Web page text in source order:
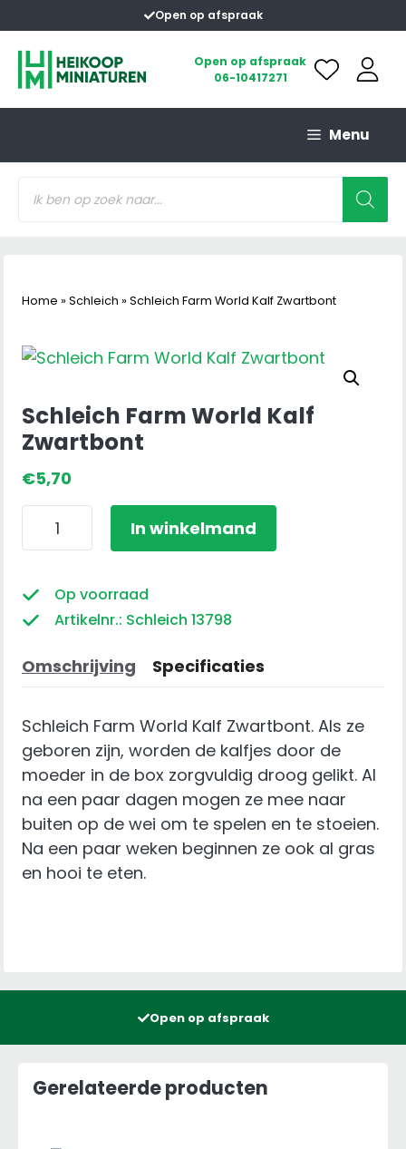
naar
inhoud
Open op afspraak
Open op afspraak
06-10417271
Menu
zoeken
Home » Schleich » Schleich Farm World Kalf Zwartbont
Schleich Farm World Kalf
Zwartbont
€5,70
Schleich
Farm
Kalf
Zwartbont
In winkelmand
Op voorraad
Artikelnr.: Schleich 13798
Omschrijving Specificaties
Schleich Farm World Kalf Zwartbont. Als ze
geboren zijn, worden de kalfjes door de
moeder in de box zorgvuldig droog gelikt. Al
na een paar dagen mogen ze mee naar
buiten op de wei om te spelen en te stoeien.
Na een paar weken beginnen ze ook al gras
en hooi te eten.
Open op afspraak
Gerelateerde producten